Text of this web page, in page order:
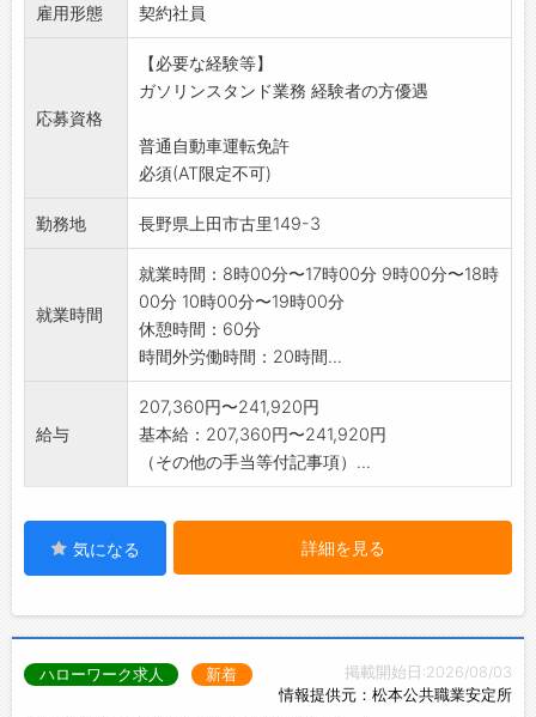
・オイル交換
・自動車整備点検
・ワイパーやバッテリー、タイヤなど自動車関
連用品の販売
明るく対応できる方歓迎いたします!一緒に楽し
く働きませんか?
変更の範囲:会社の定める業務
雇用形態 契約社員
応募資格
【必要な経験等】
ガソリンスタンド業務 経験者の方優遇
普通自動車運転免許
必須(AT限定不可)
勤務地 長野県上田市古里149-3
就業時間
就業時間：8時00分〜17時00分 9時00分〜18時
00分 10時00分〜19時00分
休憩時間：60分
時間外労働時間：20時間...
給与
207,360円〜241,920円
基本給：207,360円〜241,920円
（その他の手当等付記事項）...
気になる 詳細を見る
掲載開始日:2026/08/03
情報提供元：松本公共職業安定所
ハローワーク求人 新着